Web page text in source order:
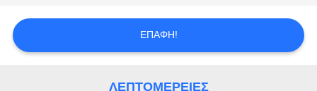
POLICY
ΕΠΑΦΉ!
ΛΕΠΤΟΜΈΡΕΙΕΣ